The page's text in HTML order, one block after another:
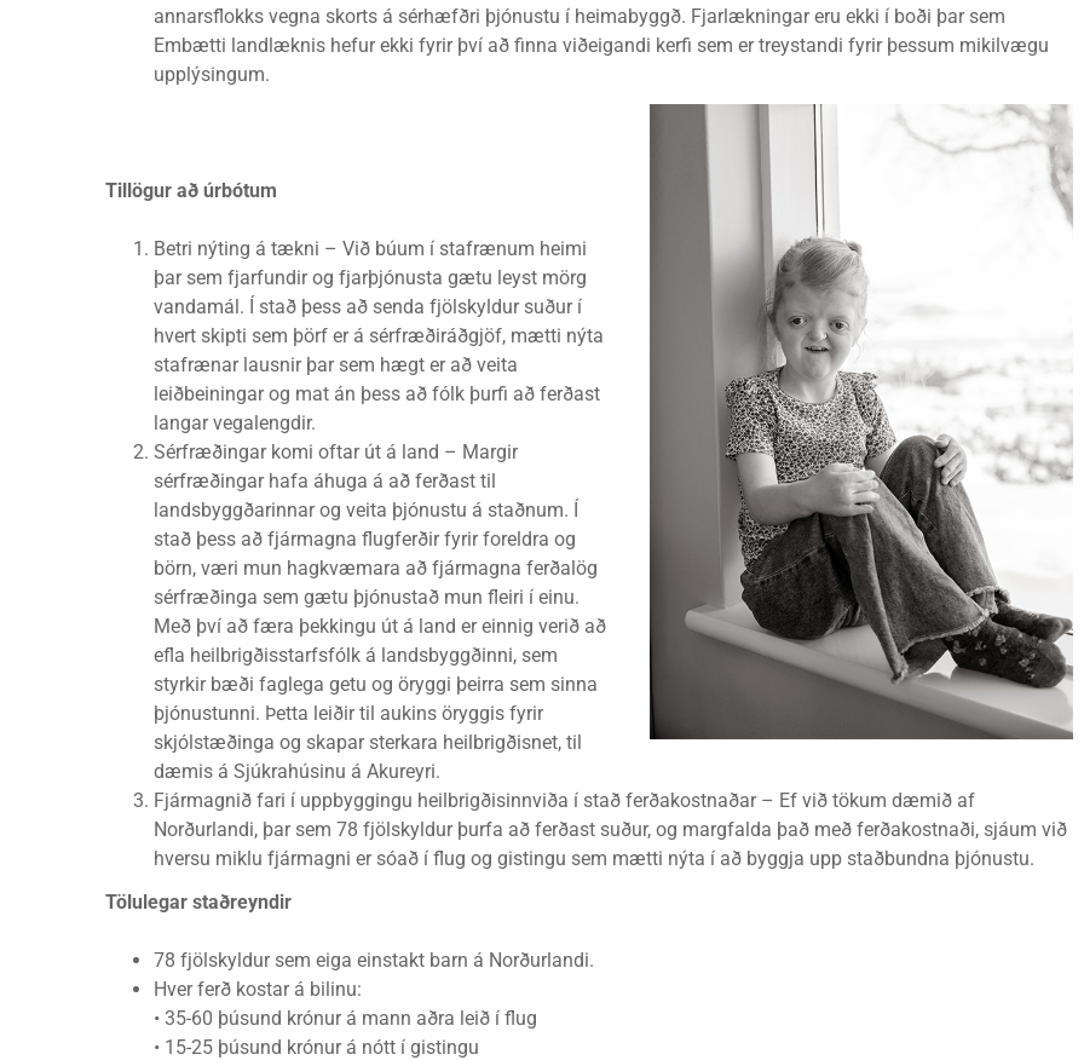
annarsflokks vegna skorts á sérhæfðri þjónustu í heimabyggð. Fjarlækningar eru ekki í boði þar sem
Embætti landlæknis hefur ekki fyrir því að finna viðeigandi kerfi sem er treystandi fyrir þessum mikilvægu
upplýsingum.
Tillögur að úrbótum
Betri nýting á tækni – Við búum í stafrænum heimi
þar sem fjarfundir og fjarþjónusta gætu leyst mörg
vandamál. Í stað þess að senda fjölskyldur suður í
hvert skipti sem þörf er á sérfræðiráðgjöf, mætti nýta
stafrænar lausnir þar sem hægt er að veita
leiðbeiningar og mat án þess að fólk þurfi að ferðast
langar vegalengdir.
Sérfræðingar komi oftar út á land – Margir
sérfræðingar hafa áhuga á að ferðast til
landsbyggðarinnar og veita þjónustu á staðnum. Í
stað þess að fjármagna flugferðir fyrir foreldra og
börn, væri mun hagkvæmara að fjármagna ferðalög
sérfræðinga sem gætu þjónustað mun fleiri í einu.
Með því að færa þekkingu út á land er einnig verið að
efla heilbrigðisstarfsfólk á landsbyggðinni, sem
styrkir bæði faglega getu og öryggi þeirra sem sinna
þjónustunni. Þetta leiðir til aukins öryggis fyrir
skjólstæðinga og skapar sterkara heilbrigðisnet, til
dæmis á Sjúkrahúsinu á Akureyri.
Fjármagnið fari í uppbyggingu heilbrigðisinnviða í stað ferðakostnaðar – Ef við tökum dæmið af
Norðurlandi, þar sem 78 fjölskyldur þurfa að ferðast suður, og margfalda það með ferðakostnaði, sjáum við
hversu miklu fjármagni er sóað í flug og gistingu sem mætti nýta í að byggja upp staðbundna þjónustu.
Tölulegar staðreyndir
78 fjölskyldur sem eiga einstakt barn á Norðurlandi.
Hver ferð kostar á bilinu:
• 35-60 þúsund krónur á mann aðra leið í flug
• 15-25 þúsund krónur á nótt í gistingu